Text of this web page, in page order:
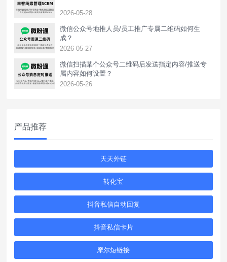
2026-05-28
‌微信公众号地推人员/员工推广专属二维码如何生
成？
2026-05-27
微信扫描某个公众号二维码后发送指定内容/推送专
属内容如何设置？
2026-05-26
产品推荐
天天外链
转化宝
抖音私信自动回复
抖音私信卡片
摩尔短链接